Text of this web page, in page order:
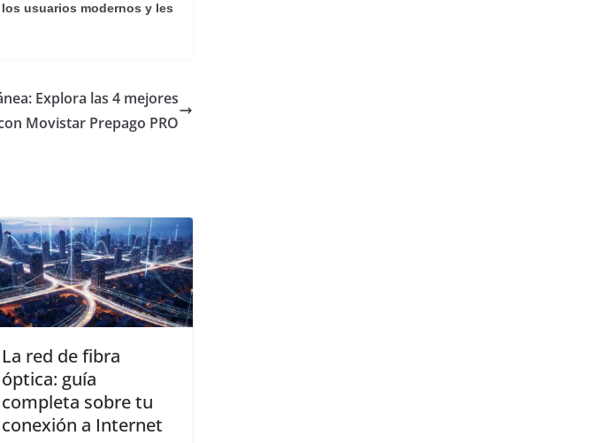
usuarios modernos y les
Explora las 4 mejores
Movistar Prepago PRO
La red de fibra
óptica: guía
completa sobre tu
conexión a Internet